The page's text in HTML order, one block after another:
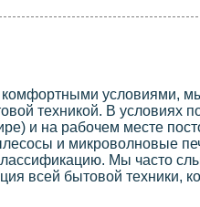
условиями,
техникой. В условиях
и на рабочем месте
и микроволновые
Мы часто
всей бытовой техники,